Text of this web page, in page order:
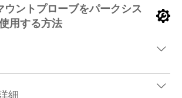
ウントプローブをパークシス
用する方法
細